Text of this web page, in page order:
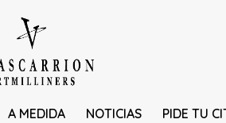
A MEDIDA NOTICIAS PIDE TU